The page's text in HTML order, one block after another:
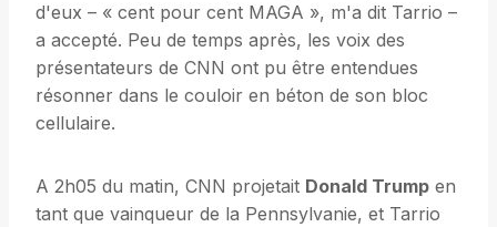
d'eux – « cent pour cent MAGA », m'a dit Tarrio –
a accepté. Peu de temps après, les voix des
présentateurs de CNN ont pu être entendues
résonner dans le couloir en béton de son bloc
cellulaire.
A 2h05 du matin, CNN projetait Donald Trump en
tant que vainqueur de la Pennsylvanie, et Tarrio